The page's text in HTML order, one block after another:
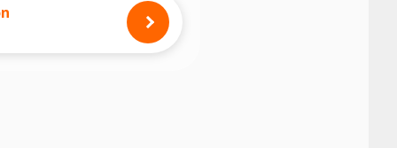
des pneus montés sur votre